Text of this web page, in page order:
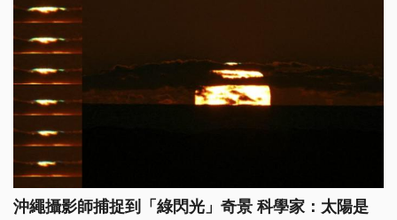
沖繩攝影師捕捉到「綠閃光」奇景 科學家：太陽是